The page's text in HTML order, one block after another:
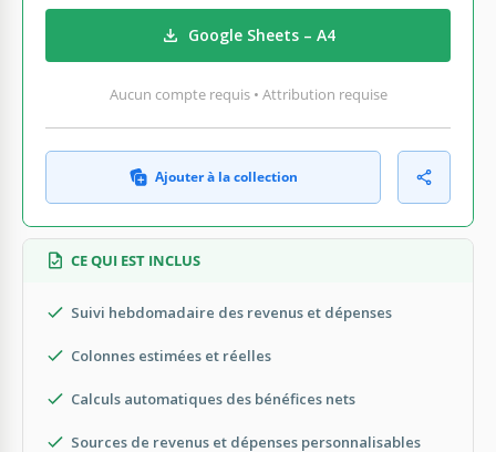
Google Sheets – A4
Aucun compte requis • Attribution requise
Ajouter à la collection
CE QUI EST INCLUS
Suivi hebdomadaire des revenus et dépenses
Colonnes estimées et réelles
Calculs automatiques des bénéfices nets
Sources de revenus et dépenses personnalisables